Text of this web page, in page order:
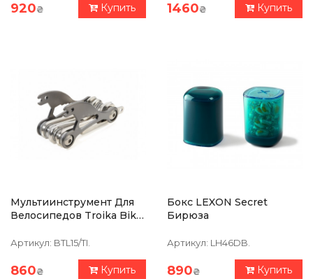
920₴ Купить 1460₴ Купить
Мультиинструмент Для
Велосипедов Troika Bike
Артикул: BTL15/TI.
860₴ Купить
Бокс LEXON Secret
Бирюза
Артикул: LH46DB.
890₴ Купить